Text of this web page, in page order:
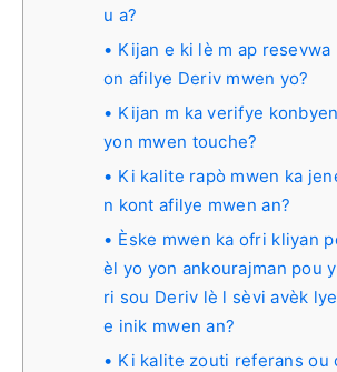
u a?
Kijan e ki lè m ap resevwa
on afilye Deriv mwen yo?
Kijan m ka verifye
yon mwen touche?
Ki kalite rapò mwen ka
n kont afilye mwen an?
Èske mwen ka ofri kliyan
èl yo yon ankourajman pou
ri sou Deriv lè l sèvi avèk
e inik mwen an?
Ki kalite zouti referans ou